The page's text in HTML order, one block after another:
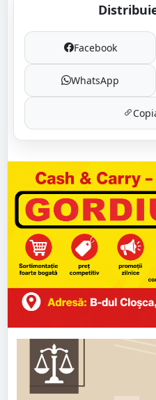
Facebook
WhatsApp